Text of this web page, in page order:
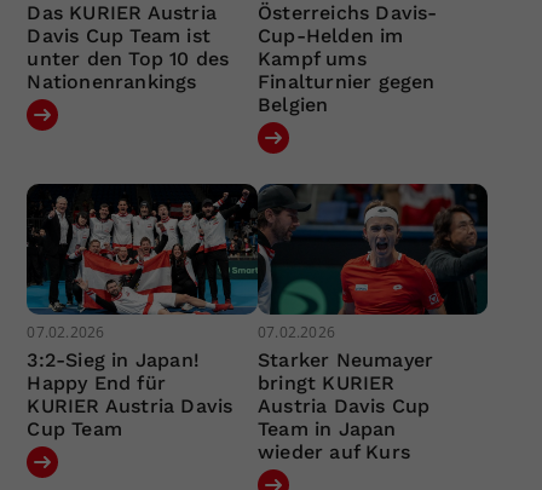
Das KURIER Austria
Davis Cup Team ist
unter den Top 10 des
Nationenrankings
Österreichs Davis-
Cup-Helden im
Kampf ums
Finalturnier gegen
Belgien
07.02.2026
3:2-Sieg in Japan!
Happy End für
KURIER Austria Davis
Cup Team
07.02.2026
Starker Neumayer
bringt KURIER
Austria Davis Cup
Team in Japan
wieder auf Kurs